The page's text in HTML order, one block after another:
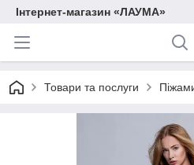
Інтернет-магазин «ЛАУМА»
Товари та послуги